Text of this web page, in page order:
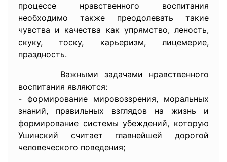
процессе нравственного воспитания
необходимо также преодолевать такие
чувства и качества как упрямство, леность,
скуку, тоску, карьеризм, лицемерие,
праздность.
Важными задачами нравственного
воспитания являются:
- формирование мировоззрения, моральных
знаний, правильных взглядов на жизнь и
формирование системы убеждений, которую
Ушинский считает главнейшей дорогой
человеческого поведения;